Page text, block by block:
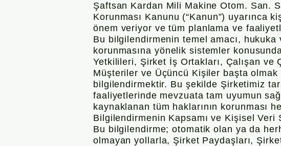
Şaftsan Kardan Mili Makine Otom. San.
Korunması Kanunu (“Kanun”) uyarınca
önem veriyor ve tüm planlama ve
Bu bilgilendirmenin temel amacı,
korunmasına yönelik sistemler
Yetkilileri, Şirket İş Ortakları, Çalışan ve
Müşteriler ve Üçüncü Kişiler başta
bilgilendirmektir. Bu şekilde Şirketimiz
faaliyetlerinde mevzuata tam uyumun
kaynaklanan tüm haklarının korunması
Bilgilendirmenin Kapsamı ve Kişisel Veri
Bu bilgilendirme; otomatik olan ya da
olmayan yollarla, Şirket Paydaşları,